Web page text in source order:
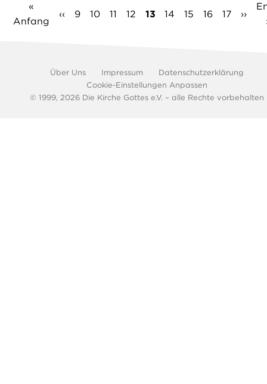
Erste
Seite
«
Anfang
Vorherige
‹‹ Seite
9 Seite
10 Seite
11 Seite
12
Aktuelle
13 Seite
14 Seite
15 Seite
16 Seite
17 ››
Footer-
Über Uns Impressum
Datenschutzerklärung
Cookie-Einstellungen Anpassen
© 1999, 2026 Die Kirche Gottes e.V. – alle Rechte vorbehalten